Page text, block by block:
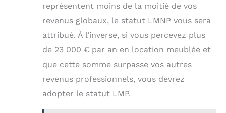
représentent moins de la moitié de vos
revenus globaux, le statut LMNP vous sera
attribué. À l’inverse, si vous percevez plus
de 23 000 € par an en location meublée et
que cette somme surpasse vos autres
revenus professionnels, vous devrez
adopter le statut LMP.